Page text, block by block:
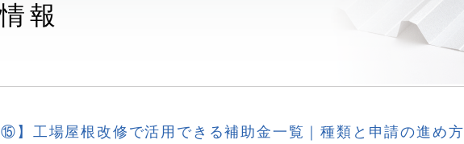
報
⑮】工場屋根改修で活用できる補助金一覧｜種類と申請の進め方